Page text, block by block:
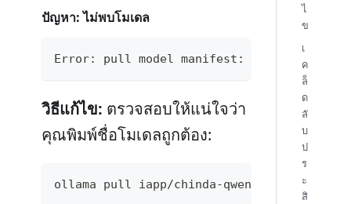
ปัญหา: ไม่พบโมเดล
Error: pull model manifest: file does not
วิธีแก้ไข: ตรวจสอบให้แน่ใจว่า
คุณพิมพ์ชื่อโมเดลถูกต้อง:
ollama pull iapp/chinda-qwen3-4b
ไ
ข
เ
ค
ล็
ด
ลั
บ
ป
ร
ะ
สิ